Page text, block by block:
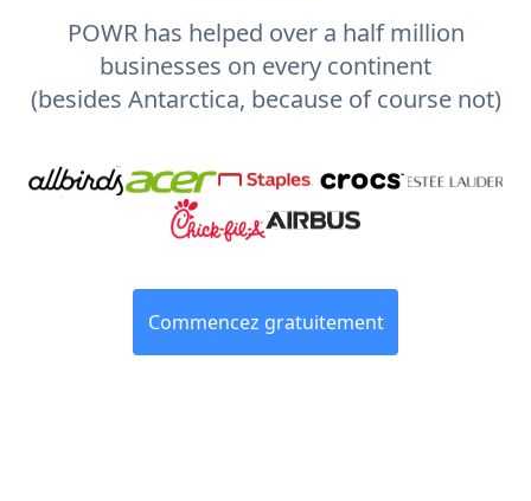
POWR has helped over a half million
businesses on every continent
(besides Antarctica, because of course not)
Commencez gratuitement